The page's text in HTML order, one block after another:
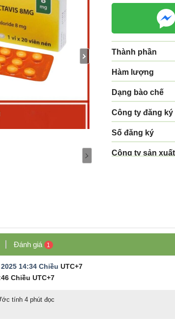
Thành phần
Hàm lượng
Dạng bào chế
Công ty đăng ký
Số đăng ký
Công ty sản xuất
Đánh giá 1
14:34 Chiều UTC+7
Chiều UTC+7
tính 4 phút đọc